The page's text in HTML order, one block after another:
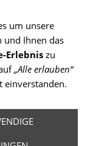
optimiert wurde.
Version
anzeigen
um unsere
und Ihnen das
Erlebnis zu
„Alle erlauben“
einverstanden.